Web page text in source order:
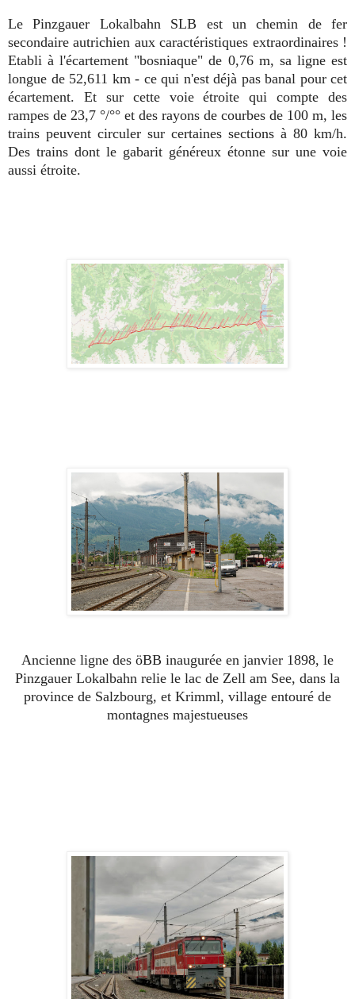
Le Pinzgauer Lokalbahn SLB est un chemin de fer
secondaire autrichien aux caractéristiques extraordinaires !
Etabli à l'écartement "bosniaque" de 0,76 m, sa ligne est
longue de 52,611 km - ce qui n'est déjà pas banal pour cet
écartement. Et sur cette voie étroite qui compte des
rampes de 23,7 °/°° et des rayons de courbes de 100 m, les
trains peuvent circuler sur certaines sections à 80 km/h.
Des trains dont le gabarit généreux étonne sur une voie
aussi étroite.
Ancienne ligne des öBB inaugurée en janvier 1898, le
Pinzgauer Lokalbahn relie le lac de Zell am See, dans la
province de Salzbourg, et Krimml, village entouré de
montagnes majestueuses